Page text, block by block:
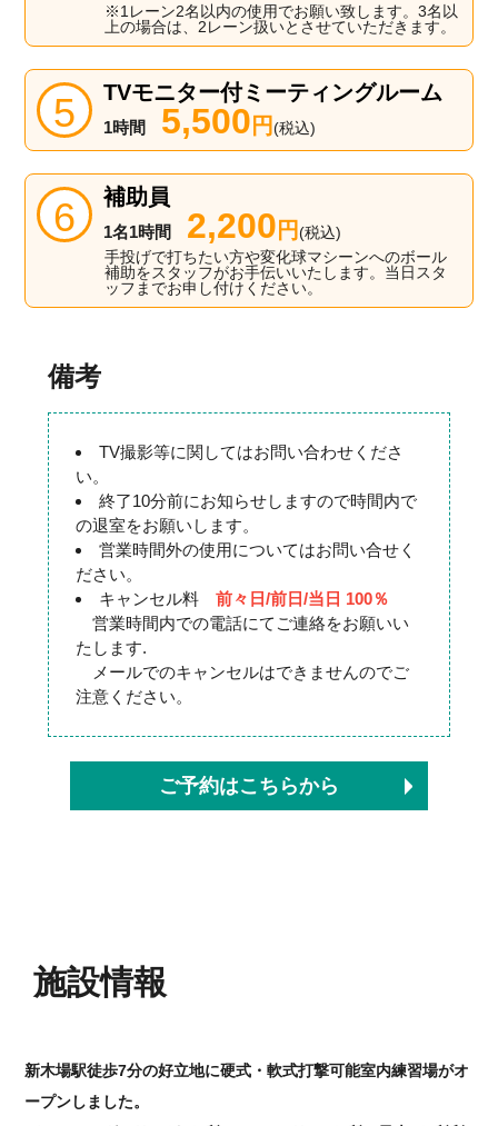
※1レーン2名以内の使用でお願い致します。3名以
上の場合は、2レーン扱いとさせていただきます。
TVモニター付ミーティングルーム
1時間 5,500 円(税込)
補助員
1名1時間 2,200 円(税込)
手投げで打ちたい方や変化球マシーンへのボール
補助をスタッフがお手伝いいたします。当日スタ
ッフまでお申し付けください。
備考
TV撮影等に関してはお問い合わせくださ
い。
終了10分前にお知らせしますので時間内で
の退室をお願いします。
営業時間外の使用についてはお問い合せく
ださい。
キャンセル料 前々日/前日/当日 100％
営業時間内での電話にてご連絡をお願いい
たします.
メールでのキャンセルはできませんのでご
注意ください。
ご予約はこちらから
施設情報
新木場駅徒歩7分の好立地に硬式・軟式打撃可能室内練習場がオ
ープンしました。